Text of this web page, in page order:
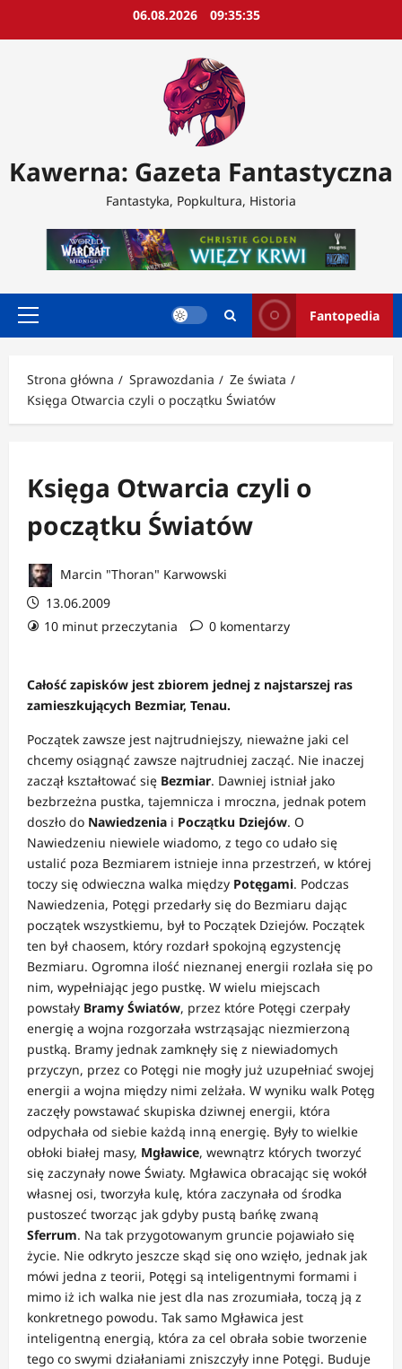
06.08.2026 09:35:37
Kawerna: Gazeta Fantastyczna
Fantastyka, Popkultura, Historia
Menu
Fantopedia
Strona główna Sprawozdania
Ze świata
Księga Otwarcia czyli o początku Światów
Księga Otwarcia czyli o
początku Światów
Marcin "Thoran" Karwowski
13.06.2009
10 minut przeczytania
0 komentarzy
Całość zapisków jest zbiorem jednej z najstarszej ras
zamieszkujących Bezmiar, Tenau.
Początek zawsze jest najtrudniejszy, nieważne jaki cel
chcemy osiągnąć zawsze najtrudniej zacząć. Nie inaczej
zaczął kształtować się Bezmiar. Dawniej istniał jako
bezbrzeżna pustka, tajemnicza i mroczna, jednak potem
doszło do Nawiedzenia i Początku Dziejów. O
Nawiedzeniu niewiele wiadomo, z tego co udało się
ustalić poza Bezmiarem istnieje inna przestrzeń, w której
toczy się odwieczna walka między Potęgami. Podczas
Nawiedzenia, Potęgi przedarły się do Bezmiaru dając
początek wszystkiemu, był to Początek Dziejów. Początek
ten był chaosem, który rozdarł spokojną egzystencję
Bezmiaru. Ogromna ilość nieznanej energii rozlała się po
nim, wypełniając jego pustkę. W wielu miejscach
powstały Bramy Światów, przez które Potęgi czerpały
energię a wojna rozgorzała wstrząsając niezmierzoną
pustką. Bramy jednak zamknęły się z niewiadomych
przyczyn, przez co Potęgi nie mogły już uzupełniać swojej
energii a wojna między nimi zelżała. W wyniku walk Potęg
zaczęły powstawać skupiska dziwnej energii, która
odpychała od siebie każdą inną energię. Były to wielkie
obłoki białej masy, Mgławice, wewnątrz których tworzyć
się zaczynały nowe Światy. Mgławica obracając się wokół
własnej osi, tworzyła kulę, która zaczynała od środka
pustoszeć tworząc jak gdyby pustą bańkę zwaną
Sferrum. Na tak przygotowanym gruncie pojawiało się
życie. Nie odkryto jeszcze skąd się ono wzięło, jednak jak
mówi jedna z teorii, Potęgi są inteligentnymi formami i
mimo iż ich walka nie jest dla nas zrozumiała, toczą ją z
konkretnego powodu. Tak samo Mgławica jest
inteligentną energią, która za cel obrała sobie tworzenie
tego co swymi działaniami zniszczyły inne Potęgi. Buduje